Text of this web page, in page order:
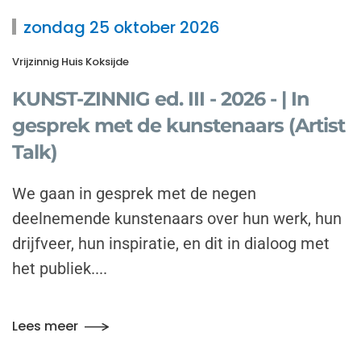
zondag 25 oktober 2026
Vrijzinnig Huis Koksijde
KUNST-ZINNIG ed. III - 2026 - | In
gesprek met de kunstenaars (Artist
Talk)
We gaan in gesprek met de negen
deelnemende kunstenaars over hun werk, hun
drijfveer, hun inspiratie, en dit in dialoog met
het publiek....
Lees meer